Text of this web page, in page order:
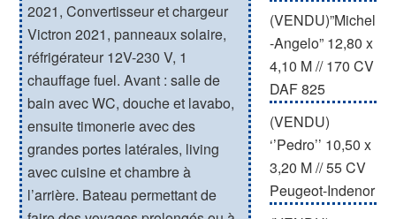
2021, Convertisseur et chargeur
Victron 2021, panneaux solaire,
réfrigérateur 12V-230 V, 1
chauffage fuel. Avant : salle de
bain avec WC, douche et lavabo,
ensuite timonerie avec des
grandes portes latérales, living
avec cuisine et chambre à
l’arrière. Bateau permettant de
(VENDU)”Michel
-Angelo” 12,80 x
4,10 M // 170 CV
DAF 825
(VENDU)
‘’Pedro’’ 10,50 x
3,20 M // 55 CV
Peugeot-Indenor